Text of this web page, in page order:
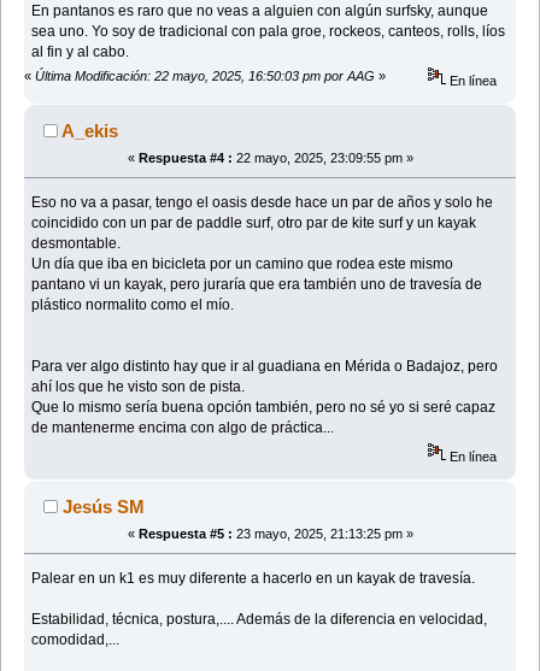
En pantanos es raro que no veas a alguien con algún surfsky, aunque
sea uno. Yo soy de tradicional con pala groe, rockeos, canteos, rolls, líos
al fin y al cabo.
« Última Modificación: 22 mayo, 2025, 16:50:03 pm por AAG » En línea
A_ekis
« Respuesta #4 : 22 mayo, 2025, 23:09:55 pm »
Eso no va a pasar, tengo el oasis desde hace un par de años y solo he
coincidido con un par de paddle surf, otro par de kite surf y un kayak
desmontable.
Un día que iba en bicicleta por un camino que rodea este mismo
pantano vi un kayak, pero juraría que era también uno de travesía de
plástico normalito como el mío.
Para ver algo distinto hay que ir al guadiana en Mérida o Badajoz, pero
ahí los que he visto son de pista.
Que lo mismo sería buena opción también, pero no sé yo si seré capaz
de mantenerme encima con algo de práctica...
En línea
Jesús SM
« Respuesta #5 : 23 mayo, 2025, 21:13:25 pm »
Palear en un k1 es muy diferente a hacerlo en un kayak de travesía.
Estabilidad, técnica, postura,.... Además de la diferencia en velocidad,
comodidad,...